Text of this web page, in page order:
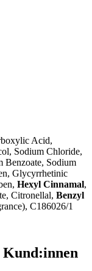
Acid,
Sodium Chloride,
Benzoate, Sodium
Glycyrrhetinic
Hexyl Cinnamal,
Citronellal, Benzyl
C186026/1